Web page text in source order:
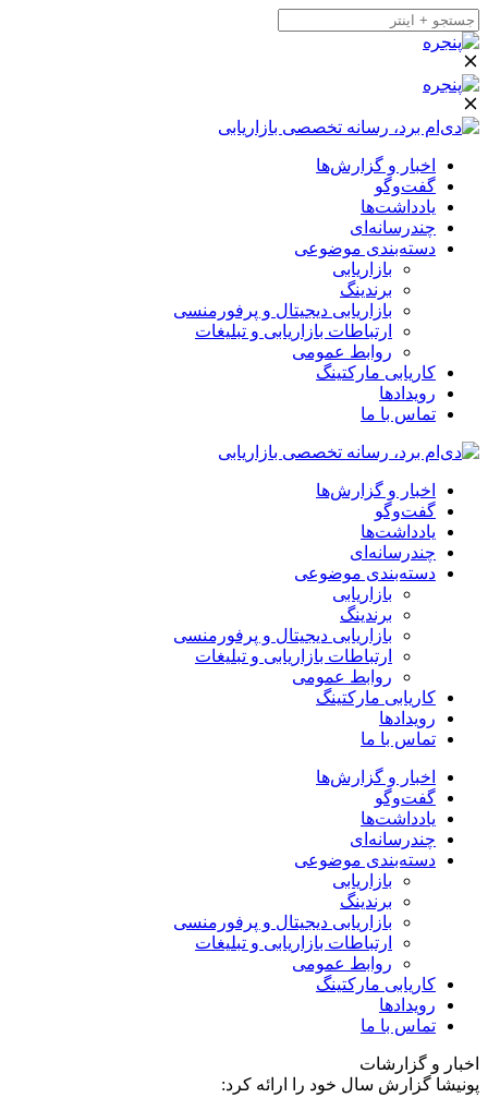
اخبار و گزارش‌ها
گفت‌وگو
یادداشت‌ها
چندرسانه‌ای
دسته‌بندی موضوعی
بازاریابی
برندینگ
بازاریابی دیجیتال و پرفورمنسی
ارتباطات بازاریابی و تبلیغات
روابط عمومی
کاریابی مارکتینگ
رویدادها
تماس با ما
اخبار و گزارش‌ها
گفت‌وگو
یادداشت‌ها
چندرسانه‌ای
دسته‌بندی موضوعی
بازاریابی
برندینگ
بازاریابی دیجیتال و پرفورمنسی
ارتباطات بازاریابی و تبلیغات
روابط عمومی
کاریابی مارکتینگ
رویدادها
تماس با ما
اخبار و گزارش‌ها
گفت‌وگو
یادداشت‌ها
چندرسانه‌ای
دسته‌بندی موضوعی
بازاریابی
برندینگ
بازاریابی دیجیتال و پرفورمنسی
ارتباطات بازاریابی و تبلیغات
روابط عمومی
کاریابی مارکتینگ
رویدادها
تماس با ما
اخبار و گزارشات
پونیشا گزارش سال خود را ارائه کرد: